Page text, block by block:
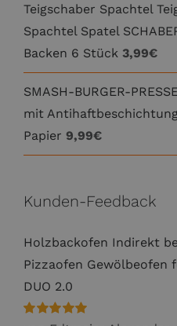
Teigschaber Spachtel
Spachtel Spatel
Backen 6 Stück 3,99€
SMASH-BURGER-
mit
Papier 9,99€
Kunden-Feedback
Holzbackofen Indirekt
Pizzaofen Gewölbeofen
DUO 2.0